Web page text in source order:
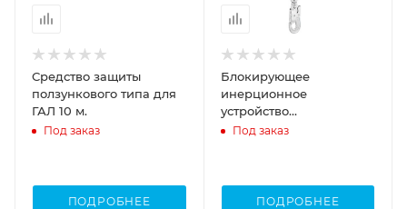
Средство защиты
ползункового типа для
ГАЛ 10 м.
Под заказ
ПОДРОБНЕЕ
Блокирующее
инерционное
устройство
втягивающего типа
Под заказ
ПОДРОБНЕЕ